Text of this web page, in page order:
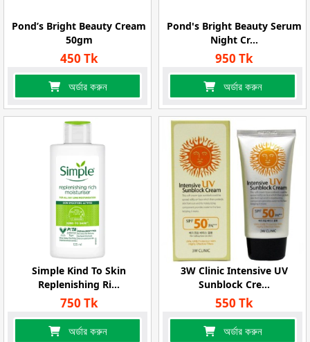
Pond’s Bright Beauty Cream
50gm
450 Tk
অর্ডার করুন
Pond's Bright Beauty Serum
Night Cr...
950 Tk
অর্ডার করুন
Simple Kind To Skin
Replenishing Ri...
750 Tk
অর্ডার করুন
3W Clinic Intensive UV
Sunblock Cre...
550 Tk
অর্ডার করুন